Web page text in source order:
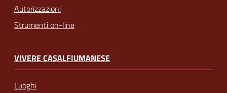
Autorizzazioni
Strumenti on-line
VIVERE CASALFIUMANESE
Luoghi